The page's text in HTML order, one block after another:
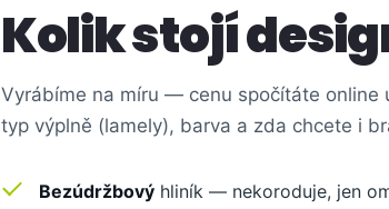
Kolik stojí
Vyrábíme na míru — cenu spočítáte online
typ výplně (lamely), barva a zda chcete i
Bezúdržbový hliník — nekoroduje, jen